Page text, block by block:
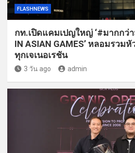
FLASHNEWS
กท.เปิดแคมเปญใหญ่ ‘#มากกว่
IN ASIAN GAMES’ หลอมรวม
ทุกเจเนอเรชัน
3 วัน ago admin